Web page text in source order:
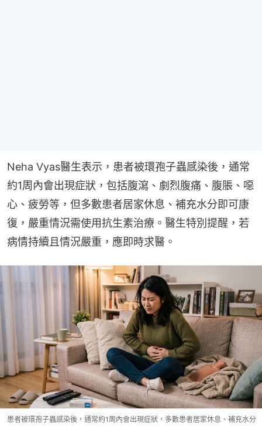
Neha Vyas醫生表示，患者被環孢子蟲感染後，通常
約1周內會出現症狀，包括腹瀉、劇烈腹痛、腹脹、噁
心、疲勞等，但多數患者居家休息、補充水分即可康
復，嚴重情況需使用抗生素治療。醫生特別提醒，若
病情持續且情況嚴重，應即時求醫。
患者被環孢子蟲感染後，通常約1周內會出現症狀，多數患者居家休息、補充水分